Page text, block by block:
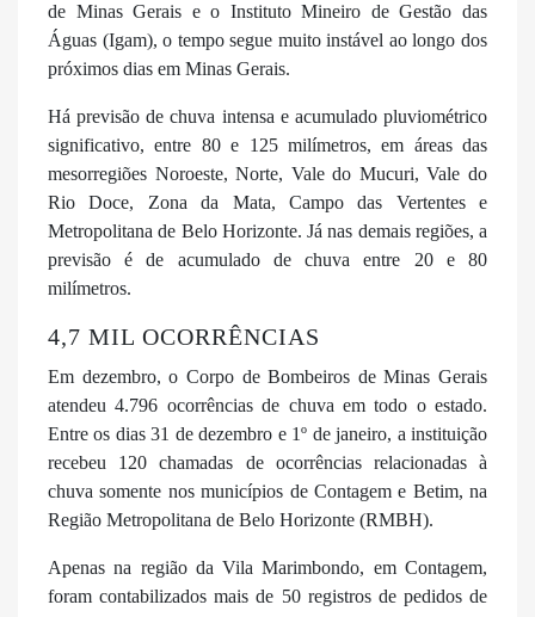
de Minas Gerais e o Instituto Mineiro de Gestão das
Águas (Igam), o tempo segue muito instável ao longo dos
próximos dias em Minas Gerais.
Há previsão de chuva intensa e acumulado pluviométrico
significativo, entre 80 e 125 milímetros, em áreas das
mesorregiões Noroeste, Norte, Vale do Mucuri, Vale do
Rio Doce, Zona da Mata, Campo das Vertentes e
Metropolitana de Belo Horizonte. Já nas demais regiões, a
previsão é de acumulado de chuva entre 20 e 80
milímetros.
4,7 MIL OCORRÊNCIAS
Em dezembro, o Corpo de Bombeiros de Minas Gerais
atendeu 4.796 ocorrências de chuva em todo o estado.
Entre os dias 31 de dezembro e 1º de janeiro, a instituição
recebeu 120 chamadas de ocorrências relacionadas à
chuva somente nos municípios de Contagem e Betim, na
Região Metropolitana de Belo Horizonte (RMBH).
Apenas na região da Vila Marimbondo, em Contagem,
foram contabilizados mais de 50 registros de pedidos de